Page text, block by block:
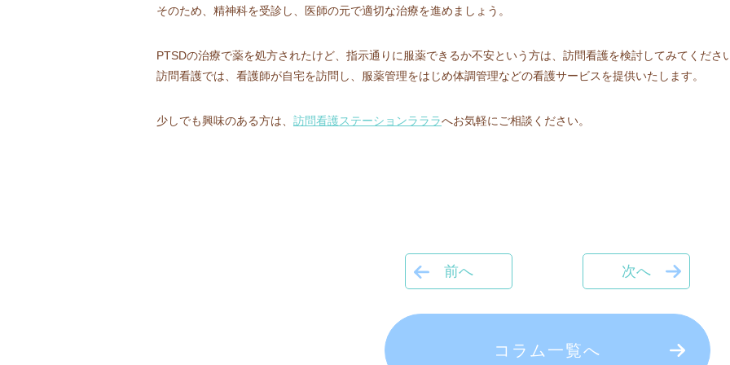
そのため、精神科を受診し、医師の元で適切な治療を進めましょう。
PTSDの治療で薬を処方されたけど、指示通りに服薬できるか不安という方は、訪問看護を検討してみてくださ
訪問看護では、看護師が自宅を訪問し、服薬管理をはじめ体調管理などの看護サービスを提供いたします。
少しでも興味のある方は、 訪問看護ステーションラララへお気軽にご相談ください。
前へ 次へ
コラム一覧へ